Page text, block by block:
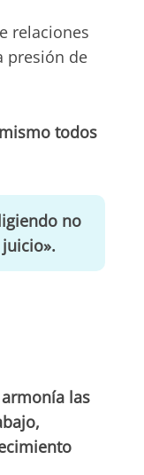
relaciones
presión de
todos
no
las